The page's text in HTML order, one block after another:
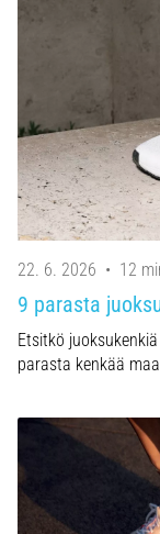
22. 6. 2026 • 12
9 parasta
Etsitkö
parasta kenkää